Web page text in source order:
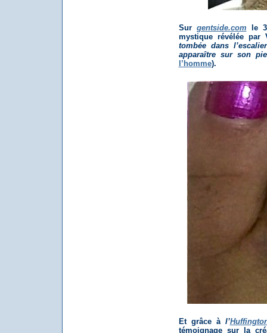
Sur gentside.com le
mystique révélée par
tombée dans
apparaître sur son
l’homme).
Et grâce à l’
témoignage sur la